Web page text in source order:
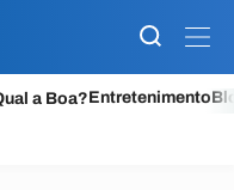
a Boa?Entretenimento